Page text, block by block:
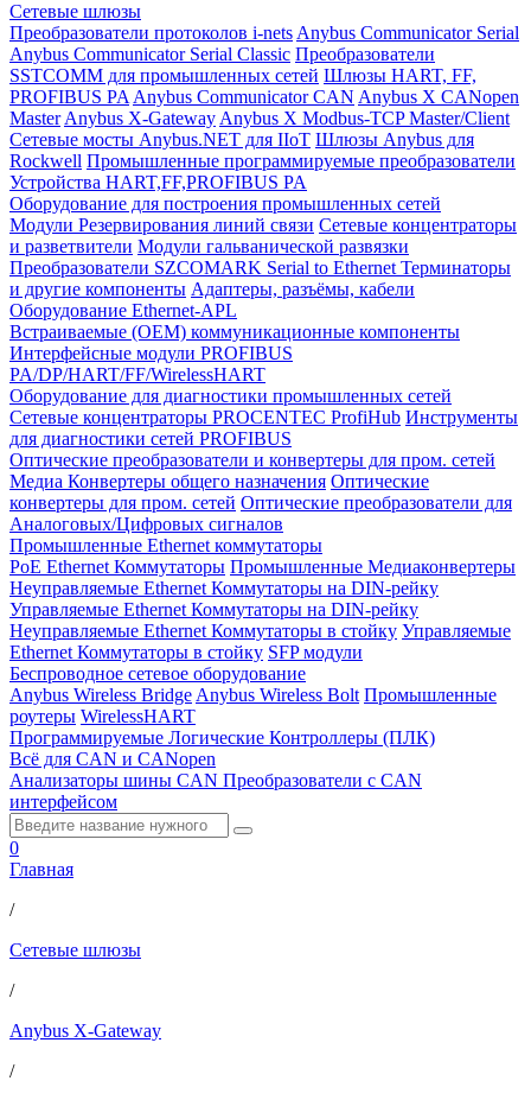
Сетевые шлюзы
Преобразователи протоколов i-nets Anybus Communicator Serial
Anybus Communicator Serial Classic Преобразователи
SSTCOMM для промышленных сетей Шлюзы HART, FF,
PROFIBUS PA Anybus Communicator CAN Anybus X CANopen
Master Anybus X-Gateway Anybus X Modbus-TCP Master/Client
Сетевые мосты Anybus.NET для IIoT Шлюзы Anybus для
Rockwell Промышленные программируемые преобразователи
Устройства HART,FF,PROFIBUS PA
Оборудование для построения промышленных сетей
Модули Резервирования линий связи Сетевые концентраторы
и разветвители Модули гальванической развязки
Преобразователи SZCOMARK Serial to Ethernet Терминаторы
и другие компоненты Адаптеры, разъёмы, кабели
Оборудование Ethernet-APL
Встраиваемые (OEM) коммуникационные компоненты
Интерфейсные модули PROFIBUS
PA/DP/HART/FF/WirelessHART
Оборудование для диагностики промышленных сетей
Сетевые концентраторы PROCENTEC ProfiHub Инструменты
для диагностики сетей PROFIBUS
Оптические преобразователи и конвертеры для пром. сетей
Медиа Конвертеры общего назначения Оптические
конвертеры для пром. сетей Оптические преобразователи для
Аналоговых/Цифровых сигналов
Промышленные Ethernet коммутаторы
PoE Ethernet Коммутаторы Промышленные Медиаконвертеры
Неуправляемые Ethernet Коммутаторы на DIN-рейку
Управляемые Ethernet Коммутаторы на DIN-рейку
Неуправляемые Ethernet Коммутаторы в стойку Управляемые
Ethernet Коммутаторы в стойку SFP модули
Беспроводное сетевое оборудование
Anybus Wireless Bridge Anybus Wireless Bolt Промышленные
роутеры WirelessHART
Программируемые Логические Контроллеры (ПЛК)
Всё для CAN и CANopen
Анализаторы шины CAN Преобразователи с CAN
интерфейсом
0
Главная
/
Сетевые шлюзы
/
Anybus X-Gateway
/